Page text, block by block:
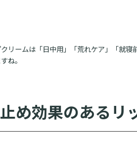
リームは「日中用」「荒れケア」「就
ね。
め効果のあるリ